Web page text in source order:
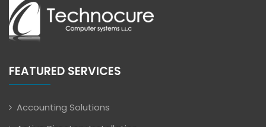
FEATURED SERVICES
Accounting Solutions